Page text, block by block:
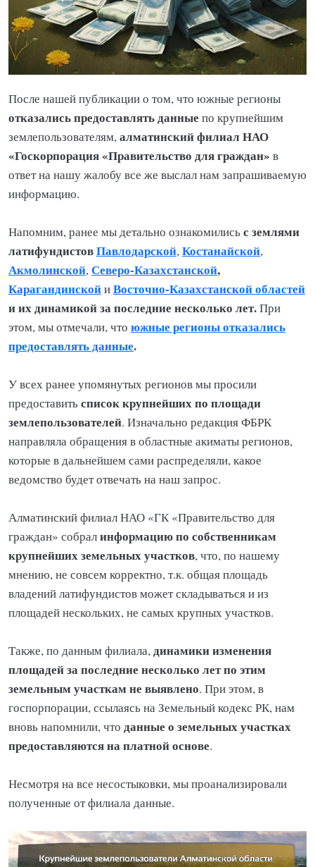
После нашей публикации о том, что южные регионы
отказались предоставлять данные по крупнейшим
землепользователям, алматинский филиал НАО
«Госкорпорация «Правительство для граждан» в
ответ на нашу жалобу все же выслал нам запрашиваемую
информацию.
Напомним, ранее мы детально ознакомилисьс землями
латифундистовПавлодарской, Костанайской,
Акмолинской, Северо-Казахстанской,
КарагандинскойиВосточно-Казахстанской областей
и их динамикой за последние несколько лет.При
этом, мы отмечали, что южные регионы отказались
предоставлять данные.
У всех ранее упомянутых регионов мы просили
предоставитьсписок крупнейших по площади
землепользователей. Изначально редакция ФБРК
направляла обращения в областные акиматы регионов,
которые в дальнейшем сами распределяли, какое
ведомство будет отвечать на наш запрос.
Алматинский филиал НАО «ГК «Правительство для
граждан» собралинформацию по собственникам
крупнейших земельных участков, что, по нашему
мнению, не совсем корректно, т.к. общая площадь
владений латифундистов может складываться и из
площадей нескольких, не самых крупных участков.
Также, по данным филиала, динамики изменения
площадей за последние несколько лет по этим
земельным участкам не выявлено. При этом, в
госпорпорации, ссылаясь на Земельный кодекс РК, нам
вновь напомнили, что данные о земельных участках
предоставляются на платной основе.
Несмотря на все несостыковки, мы проанализировали
полученные от филиала данные.